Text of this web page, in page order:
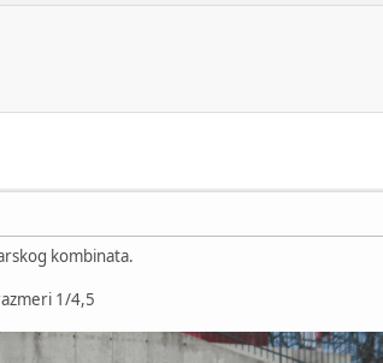
kombinata.
1/4,5